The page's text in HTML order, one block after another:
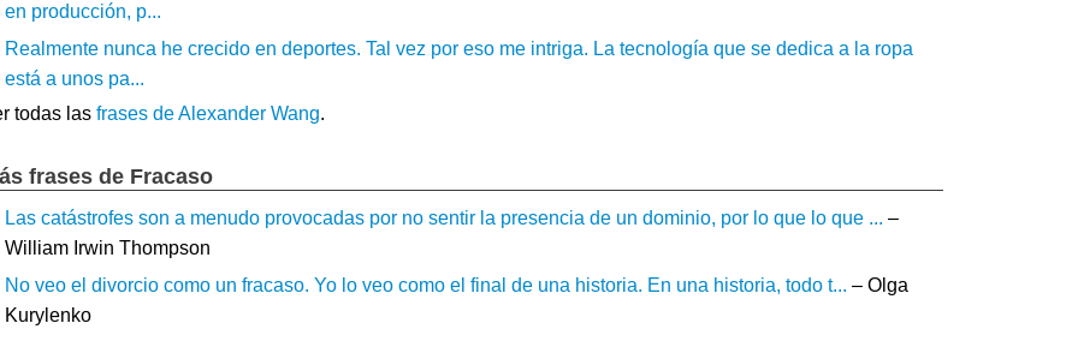
en producción, p...
Realmente nunca he crecido en deportes. Tal vez por eso me intriga. La tecnología que se dedica a la ropa
está a unos pa...
todas las frases de Alexander Wang.
frases de Fracaso
Las catástrofes son a menudo provocadas por no sentir la presencia de un dominio, por lo que lo que ... –
William Irwin Thompson
No veo el divorcio como un fracaso. Yo lo veo como el final de una historia. En una historia, todo t... – Olga
Kurylenko